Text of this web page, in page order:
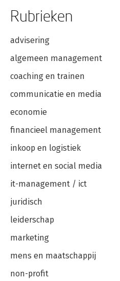
Rubrieken
advisering
algemeen management
coaching en trainen
communicatie en media
economie
financieel management
inkoop en logistiek
internet en social media
it-management / ict
juridisch
leiderschap
marketing
mens en maatschappij
non-profit